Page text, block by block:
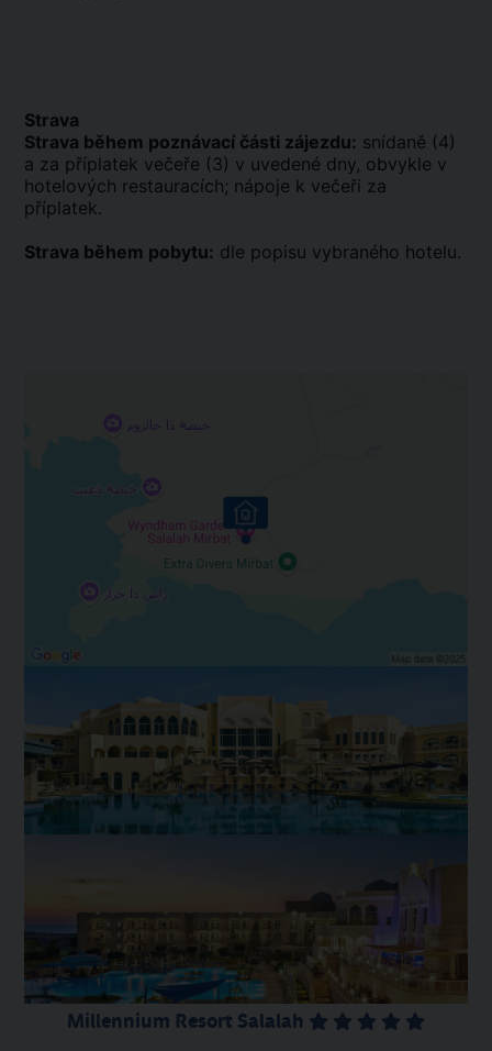
Strava
Strava během poznávací části zájezdu: snídaně (4)
a za příplatek večeře (3) v uvedené dny, obvykle v
hotelových restauracích; nápoje k večeři za
příplatek.
Strava během pobytu: dle popisu vybraného hotelu.
Millennium Resort Salalah